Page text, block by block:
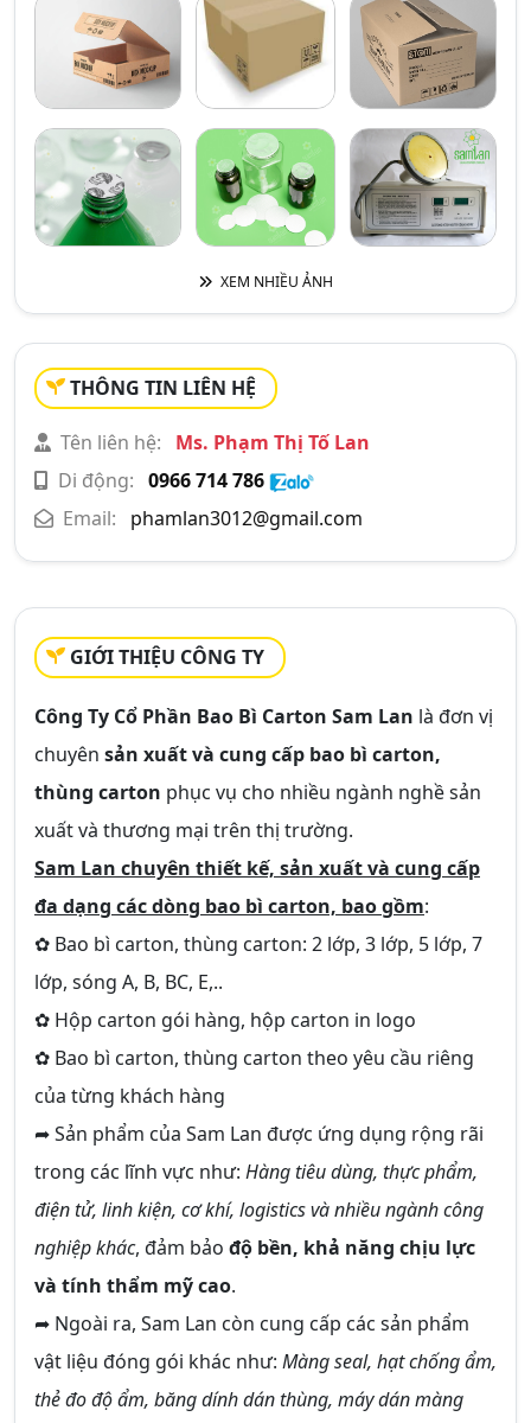
XEM NHIỀU ẢNH
THÔNG TIN LIÊN HỆ
Tên liên hệ:
Ms. Phạm Thị Tố Lan
Di động: 0966 714 786
Email:
phamlan3012@gmail.com
GIỚI THIỆU CÔNG TY
Công Ty Cổ Phần Bao Bì Carton Sam Lan là đơn vị
chuyên sản xuất và cung cấp bao bì carton,
thùng carton phục vụ cho nhiều ngành nghề sản
xuất và thương mại trên thị trường.
Sam Lan chuyên thiết kế, sản xuất và cung cấp
đa dạng các dòng bao bì carton, bao gồm:
✿ Bao bì carton, thùng carton: 2 lớp, 3 lớp, 5 lớp, 7
lớp, sóng A, B, BC, E,..
✿ Hộp carton gói hàng, hộp carton in logo
✿ Bao bì carton, thùng carton theo yêu cầu riêng
của từng khách hàng
➦ Sản phẩm của Sam Lan được ứng dụng rộng rãi
trong các lĩnh vực như: Hàng tiêu dùng, thực phẩm,
điện tử, linh kiện, cơ khí, logistics và nhiều ngành công
nghiệp khác, đảm bảo độ bền, khả năng chịu lực
và tính thẩm mỹ cao.
➦ Ngoài ra, Sam Lan còn cung cấp các sản phẩm
vật liệu đóng gói khác như: Màng seal, hạt chống ẩm,
thẻ đo độ ẩm, băng dính dán thùng, máy dán màng